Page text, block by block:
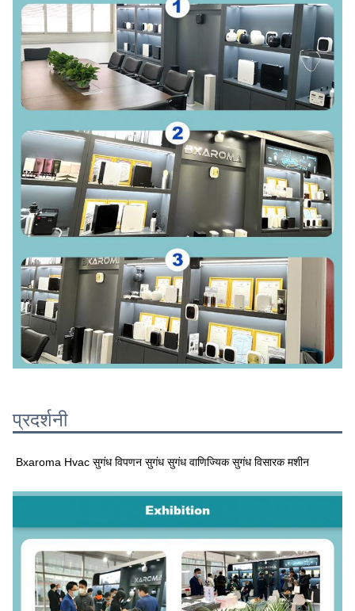
प्रदर्शनी
Bxaroma Hvac सुगंध विपणन सुगंध सुगंध वाणिज्यिक सुगंध विसारक मशीन